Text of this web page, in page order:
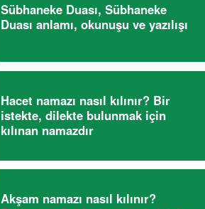
Sübhaneke Duası, Sübhaneke
Duası anlamı, okunuşu ve yazılışı
Hacet namazı nasıl kılınır? Bir
istekte, dilekte bulunmak için
kılınan namazdır
Akşam namazı nasıl kılınır?